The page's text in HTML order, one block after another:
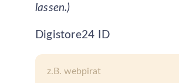
lassen.)
Digistore24 ID